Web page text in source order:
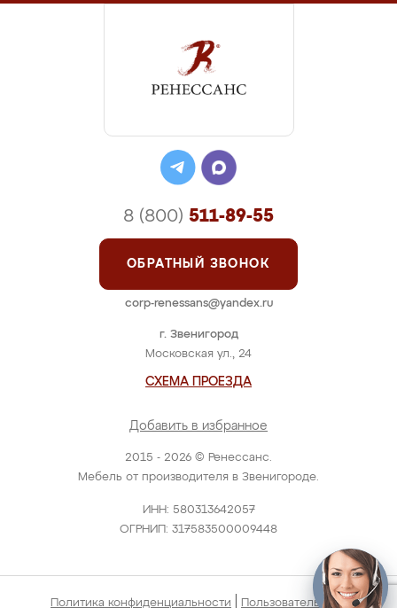
2015 - 2026 © Ренессанс.
Мебель от производителя в Звенигороде.
ИНН: 580313642057
ОГРНИП: 317583500009448
г. Звенигород
Московская ул., 24
СХЕМА ПРОЕЗДА
Добавить в избранное
8 (800) 511-89-55
ОБРАТНЫЙ ЗВОНОК
corp-renessans@yandex.ru
Политика конфиденциальности Пользовательское